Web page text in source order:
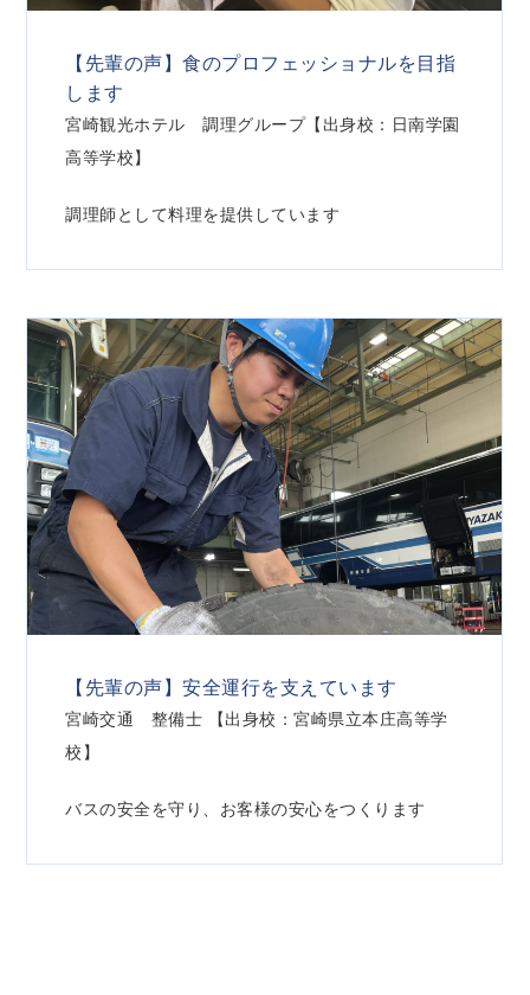
【先輩の声】食のプロフェッショナルを目指
します
宮崎観光ホテル 調理グループ【出身校：日南学園
高等学校】
調理師として料理を提供しています
【先輩の声】安全運行を支えています
宮崎交通 整備士 【出身校：宮崎県立本庄高等学
校】
バスの安全を守り、お客様の安心をつくります